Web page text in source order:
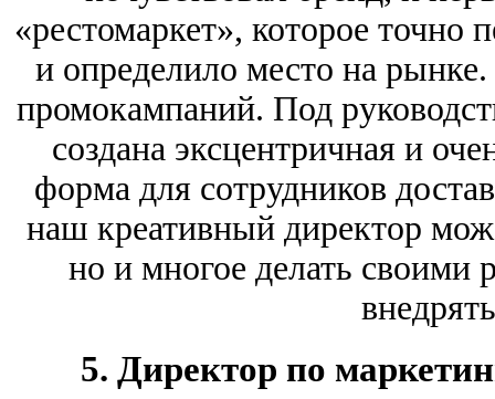
«рестомаркет», которое точно
и определило место на
промокампаний. Под
создана эксцентричная и
форма для сотрудников
наш креативный директор
но и многое делать своими
5. Директор по